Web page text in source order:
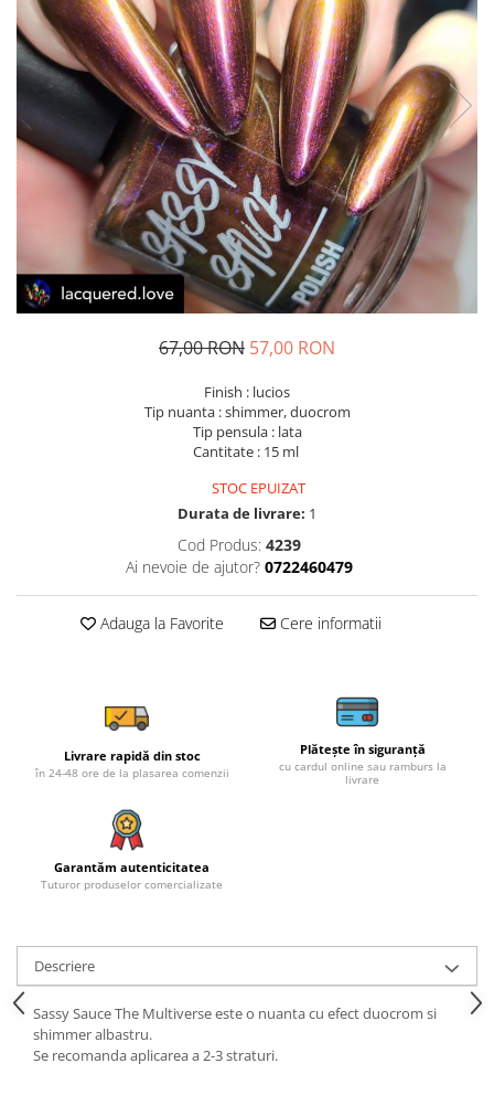
67,00 RON 57,00 RON
Finish : lucios
Tip nuanta : shimmer, duocrom
Tip pensula : lata
Cantitate : 15 ml
STOC EPUIZAT
Durata de livrare: 1
Cod Produs: 4239
Ai nevoie de ajutor? 0722460479
Adauga la Favorite Cere informatii
Livrare rapidă din stoc
în 24-48 ore de la plasarea comenzii
Plătește în siguranță
cu cardul online sau ramburs la
livrare
Garantăm autenticitatea
Tuturor produselor comercializate
Descriere
Sassy Sauce The Multiverse este o nuanta cu efect duocrom si
shimmer albastru.
Se recomanda aplicarea a 2-3 straturi.